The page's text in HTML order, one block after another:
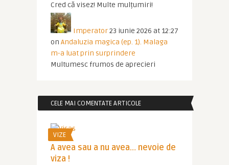
Cred că visez! Multe mulțumiri!
Imperator23 iunie 2026 at 12:27
on Andaluzia magica (ep. 1). Malaga
m-a luat prin surprindere
Multumesc frumos de aprecieri
CELE MAI COMENTATE ARTICOLE
VIZE
A avea sau a nu avea… nevoie de
viza !